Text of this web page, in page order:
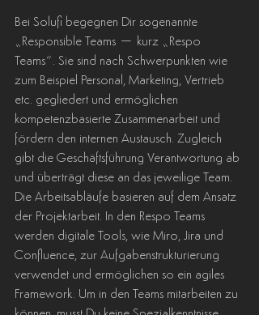
Bei Solufi begegnen Dir sogenannte
„Responsible Teams – kurz „Respo
Teams“. Sie sind nach Schwerpunkten wie
zum Beispiel Personal, Marketing, Vertrieb
etc. gegliedert und ermöglichen
kompetenzbasierte Zusammenarbeit und
fördern den internen Austausch. Zugleich
gibt die Geschäftsführung Verantwortung ab
und überträgt diese an das jeweilige Team.
Die Arbeitsabläufe basieren auf dem Ansatz
der Projektarbeit. In den Respo Teams
werden digitale Tools, wie Miro, Jira und
Confluence, zur Aufgabenstrukturierung
verwendet und ermöglichen so ein agiles
Framework. Um in den Teams mitarbeiten zu